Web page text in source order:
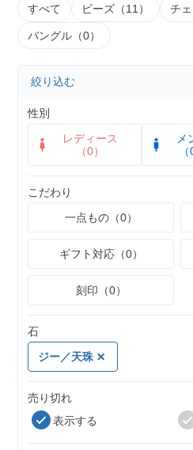
すべて ビーズ（11） チェ
バングル（0）
絞り込む
性別
レディース
（0）
メ
（
こだわり
一点もの（0）
ギフト対応（0）
刻印（0）
石
ジー／天珠
売り切れ
表示する